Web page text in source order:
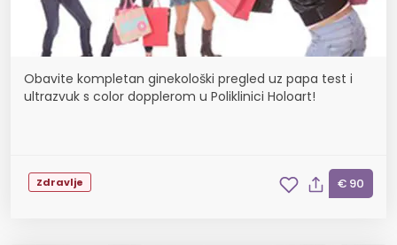
Obavite kompletan ginekološki pregled uz papa test i
ultrazvuk s color dopplerom u Poliklinici Holoart!
Zdravlje € 90